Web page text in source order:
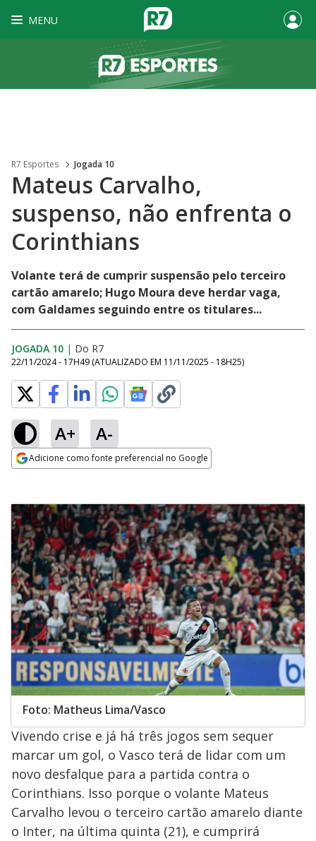
MENU
R7 Esportes Jogada 10
Mateus Carvalho,
suspenso, não enfrenta o
Corinthians
Volante terá de cumprir suspensão pelo terceiro
cartão amarelo; Hugo Moura deve herdar vaga,
com Galdames seguindo entre os titulares...
JOGADA 10 | Do R7
22/11/2024 - 17H49 (ATUALIZADO EM 11/11/2025 - 18H25)
A+ A-
Adicione como fonte preferencial no Google
Foto: Matheus Lima/Vasco
Vivendo crise e já há três jogos sem sequer
marcar um gol, o Vasco terá de lidar com um
novo desfalque para a partida contra o
Corinthians. Isso porque o volante Mateus
Carvalho levou o terceiro cartão amarelo diante
o Inter, na última quinta (21), e cumprirá